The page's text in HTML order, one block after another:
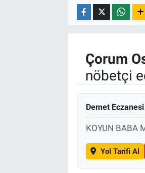
Çorum
nöbetçi
Demet Eczanesi
KOYUN BABA
Yol Tarifi Al